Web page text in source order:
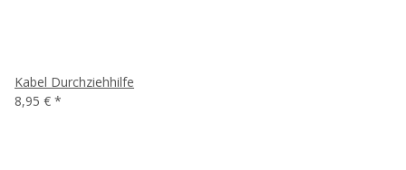
Kabel Durchziehhilfe
8,95 € *